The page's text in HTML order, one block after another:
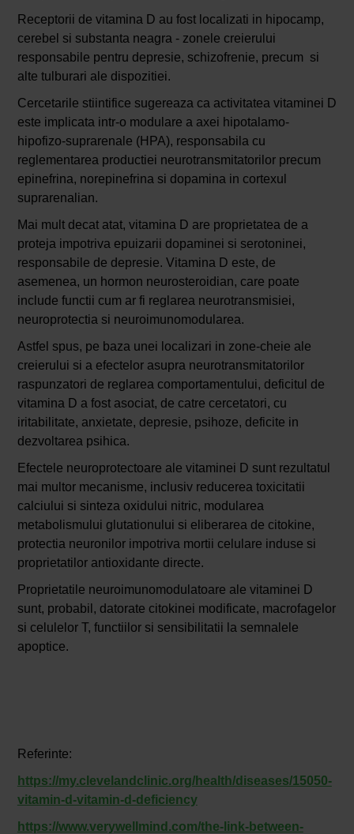
Receptorii de vitamina D au fost localizati in hipocamp,
cerebel si substanta neagra - zonele creierului
responsabile pentru depresie, schizofrenie, precum si
alte tulburari ale dispozitiei.
Cercetarile stiintifice sugereaza ca activitatea vitaminei D
este implicata intr-o modulare a axei hipotalamo-
hipofizo-suprarenale (HPA), responsabila cu
reglementarea productiei neurotransmitatorilor precum
epinefrina, norepinefrina si dopamina in cortexul
suprarenalian.
Mai mult decat atat, vitamina D are proprietatea de a
proteja impotriva epuizarii dopaminei si serotoninei,
responsabile de depresie. Vitamina D este, de
asemenea, un hormon neurosteroidian, care poate
include functii cum ar fi reglarea neurotransmisiei,
neuroprotectia si neuroimunomodularea.
Astfel spus, pe baza unei localizari in zone-cheie ale
creierului si a efectelor asupra neurotransmitatorilor
raspunzatori de reglarea comportamentului, deficitul de
vitamina D a fost asociat, de catre cercetatori, cu
iritabilitate, anxietate, depresie, psihoze, deficite in
dezvoltarea psihica.
Efectele neuroprotectoare ale vitaminei D sunt rezultatul
mai multor mecanisme, inclusiv reducerea toxicitatii
calciului si sinteza oxidului nitric, modularea
metabolismului glutationului si eliberarea de citokine,
protectia neuronilor impotriva mortii celulare induse si
proprietatilor antioxidante directe.
Proprietatile neuroimunomodulatoare ale vitaminei D
sunt, probabil, datorate citokinei modificate, macrofagelor
si celulelor T, functiilor si sensibilitatii la semnalele
apoptice.
Referinte:
https://my.clevelandclinic.org/health/diseases/15050-
vitamin-d-vitamin-d-deficiency
https://www.verywellmind.com/the-link-between-